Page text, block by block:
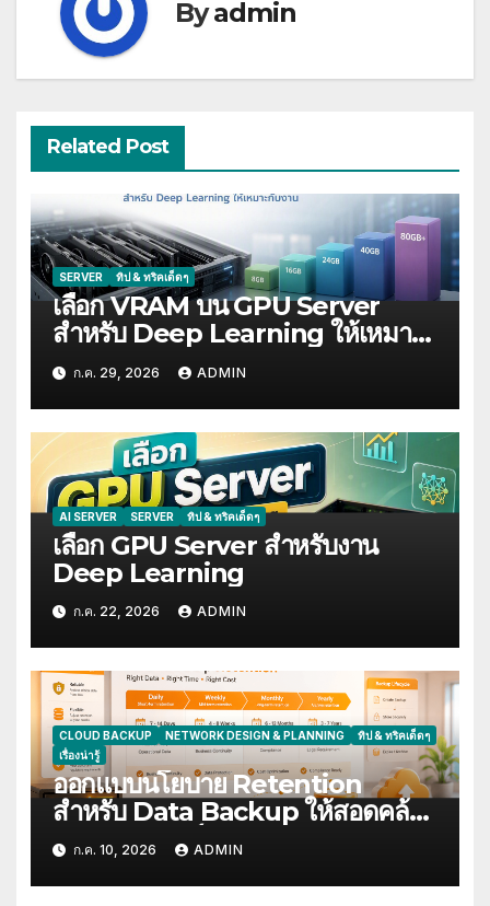
Byadmin
Related Post
SERVER ทิป & ทริคเด็ดๆ
เลือก VRAM บน GPU Server
สำหรับ Deep Learning ให้เหมาะ
กับงาน
ก.ค. 29, 2026 ADMIN
AI SERVER SERVER ทิป & ทริคเด็ดๆ
เลือก GPU Server สำหรับงาน
Deep Learning
ก.ค. 22, 2026 ADMIN
CLOUD BACKUP NETWORK DESIGN & PLANNING
ทิป & ทริคเด็ดๆ
เรื่องน่ารู้
ออกแบบนโยบาย Retention
สำหรับ Data Backup ให้สอดคล้อง
ข้อกำหนดองค์กร
ก.ค. 10, 2026 ADMIN